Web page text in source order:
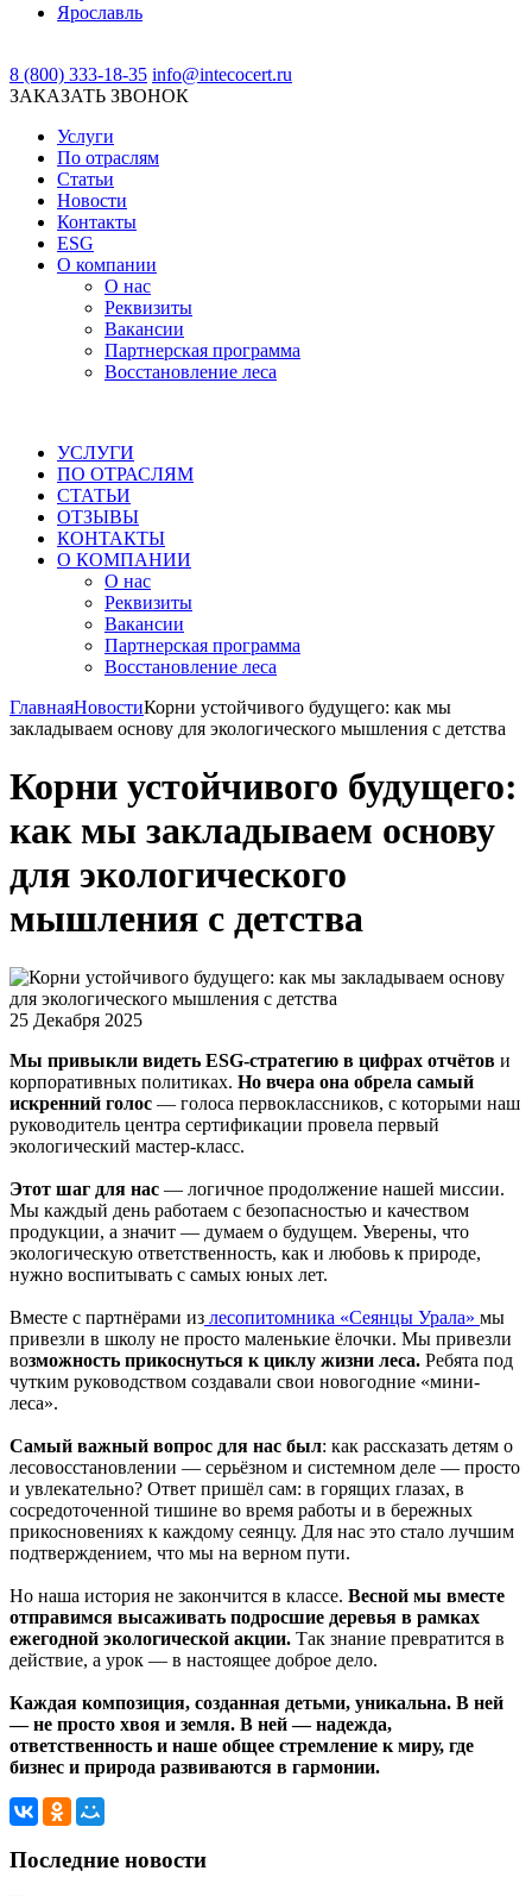
Ярославль
8 (800) 333-18-35 info@intecocert.ru
ЗАКАЗАТЬ ЗВОНОК
Услуги
По отраслям
Статьи
Новости
Контакты
ESG
О компании
О нас
Реквизиты
Вакансии
Партнерская программа
Восстановление леса
УСЛУГИ
ПО ОТРАСЛЯМ
СТАТЬИ
ОТЗЫВЫ
КОНТАКТЫ
О КОМПАНИИ
О нас
Реквизиты
Вакансии
Партнерская программа
Восстановление леса
ГлавнаяНовостиКорни устойчивого будущего: как мы
закладываем основу для экологического мышления с детства
Корни устойчивого будущего:
как мы закладываем основу
для экологического
мышления с детства
25 Декабря 2025
Мы привыкли видеть ESG-стратегию в цифрах отчётов и
корпоративных политиках. Но вчера она обрела самый
искренний голос — голоса первоклассников, с которыми наш
руководитель центра сертификации провела первый
экологический мастер-класс.
Этот шаг для нас — логичное продолжение нашей миссии.
Мы каждый день работаем с безопасностью и качеством
продукции, а значит — думаем о будущем. Уверены, что
экологическую ответственность, как и любовь к природе,
нужно воспитывать с самых юных лет.
Вместе с партнёрами из лесопитомника «Сеянцы Урала» мы
привезли в школу не просто маленькие ёлочки. Мы привезли
возможность прикоснуться к циклу жизни леса. Ребята под
чутким руководством создавали свои новогодние «мини-
леса».
Самый важный вопрос для нас был: как рассказать детям о
лесовосстановлении — серьёзном и системном деле — просто
и увлекательно? Ответ пришёл сам: в горящих глазах, в
сосредоточенной тишине во время работы и в бережных
прикосновениях к каждому сеянцу. Для нас это стало лучшим
подтверждением, что мы на верном пути.
Но наша история не закончится в классе. Весной мы вместе
отправимся высаживать подросшие деревья в рамках
ежегодной экологической акции. Так знание превратится в
действие, а урок — в настоящее доброе дело.
Каждая композиция, созданная детьми, уникальна. В ней
— не просто хвоя и земля. В ней — надежда,
ответственность и наше общее стремление к миру, где
бизнес и природа развиваются в гармонии.
Последние новости